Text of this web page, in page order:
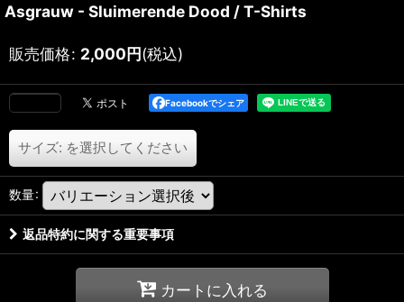
Asgrauw - Sluimerende Dood / T-Shirts
販売価格: 2,000円(税込)
Facebookでシェア
サイズ: を選択してください
数量:
返品特約に関する重要事項
カートに入れる